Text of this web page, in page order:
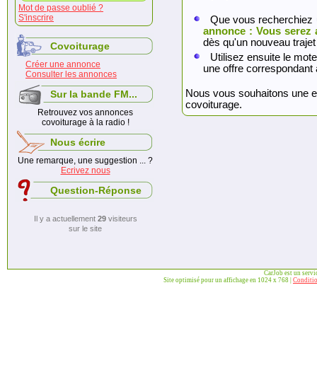
Mot de passe oublié ?
S'inscrire
Covoiturage
Créer une annonce
Consulter les annonces
Sur la bande FM...
Retrouvez vos annonces
covoiturage à la radio !
Nous écrire
Une remarque, une suggestion ... ?
Ecrivez nous
Question-Réponse
Il y a actuellement 29visiteurs
sur le site
Que vous
annonce : Vous serez
dès qu'un nouveau
Utilisez ensuite le
une offre
Nous vous souhaitons une
covoiturage.
CarJob est un
Site optimisé pour un affichage en 1024 x 768 |